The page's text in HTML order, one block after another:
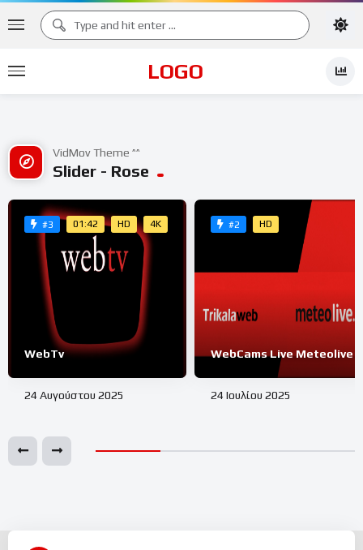
LOGO
VidMov Theme ^^
Slider - Rose
#3 01:42 HD 4K
WebTv
24 Αυγούστου 2025
#2 HD
WebCams Live Meteolive
24 Ιουλίου 2025